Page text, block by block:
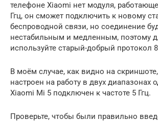
телефоне Xiaomi нет модуля,
Ггц, он сможет подключить к новому
беспроводной связи, но соединение
нестабильным и медленным, поэтому
используйте старый-добрый протокол
В моём случае, как видно на скриншоте,
настроен на работу в двух диапазонах
Xiaomi Mi 5 подключен к частоте 5 Ггц.
Проверьте, чтобы были правильно